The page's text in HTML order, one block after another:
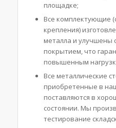
площадке;
Все комплектующие
крепления)
металла и
покрытием, что
повышенным
Все металлические
приобретенные в
поставляются в
состоянии. Мы
тестирование